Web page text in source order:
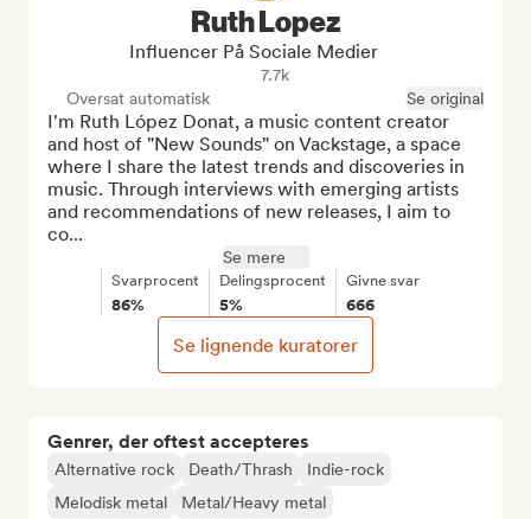
Genrer, der oftest accepteres
Alternative rock Death/Thrash
Indie-rock
Melodisk metal
Metal/Heavy metal
Ruth Lopez
Influencer På Sociale Medier
7.7k
Oversat automatisk
Se original
I'm Ruth López Donat, a music content creator
and host of "New Sounds" on Vackstage, a space
where I share the latest trends and discoveries in
music. Through interviews with emerging artists
and recommendations of new releases, I aim to
co...
Se mere
Svarprocent
86%
Delingsprocent
5%
Givne svar
666
Se lignende kuratorer